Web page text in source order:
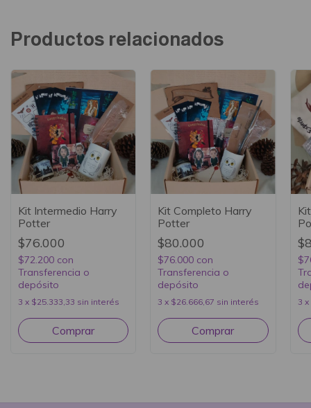
Productos relacionados
Kit Intermedio Harry
Potter
$76.000
$72.200 con
Transferencia o
depósito
3 x $25.333,33 sin interés
Kit Completo Harry
Potter
$80.000
$76.000 con
Transferencia o
depósito
3 x $26.666,67 sin interés 3 x